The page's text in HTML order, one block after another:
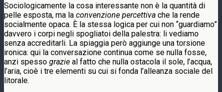
Sociologicamente la cosa interessante non è la quantità di
pelle esposta, ma la convenzione percettiva che la rende
socialmente opaca. È la stessa logica per cui non “guardiamo”
davvero i corpi negli spogliatoi della palestra: li vediamo
senza accreditarli. La spiaggia però aggiunge una torsione
ironica: qui la conversazione continua come se nulla fosse,
anzi spesso grazie al fatto che nulla ostacola il sole, l’acqua,
l’aria, cioè i tre elementi su cui si fonda l’alleanza sociale del
litorale.